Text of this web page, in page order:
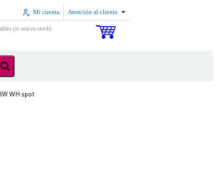
Mi cuenta Atención al cliente
(si está en stock)
WH spot